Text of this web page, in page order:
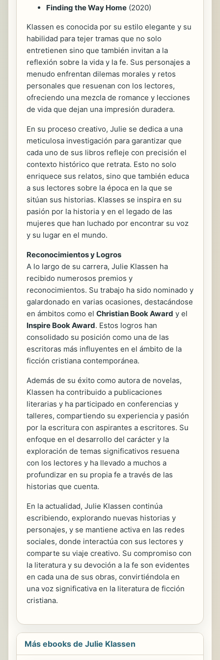
Finding the Way Home (2020)
Klassen es conocida por su estilo elegante y su
habilidad para tejer tramas que no solo
entretienen sino que también invitan a la
reflexión sobre la vida y la fe. Sus personajes a
menudo enfrentan dilemas morales y retos
personales que resuenan con los lectores,
ofreciendo una mezcla de romance y lecciones
de vida que dejan una impresión duradera.
En su proceso creativo, Julie se dedica a una
meticulosa investigación para garantizar que
cada uno de sus libros refleje con precisión el
contexto histórico que retrata. Esto no solo
enriquece sus relatos, sino que también educa
a sus lectores sobre la época en la que se
sitúan sus historias. Klasses se inspira en su
pasión por la historia y en el legado de las
mujeres que han luchado por encontrar su voz
y su lugar en el mundo.
Reconocimientos y Logros
A lo largo de su carrera, Julie Klassen ha
recibido numerosos premios y
reconocimientos. Su trabajo ha sido nominado y
galardonado en varias ocasiones, destacándose
en ámbitos como el Christian Book Award y el
Inspire Book Award. Estos logros han
consolidado su posición como una de las
escritoras más influyentes en el ámbito de la
ficción cristiana contemporánea.
Además de su éxito como autora de novelas,
Klassen ha contribuido a publicaciones
literarias y ha participado en conferencias y
talleres, compartiendo su experiencia y pasión
por la escritura con aspirantes a escritores. Su
enfoque en el desarrollo del carácter y la
exploración de temas significativos resuena
con los lectores y ha llevado a muchos a
profundizar en su propia fe a través de las
historias que cuenta.
En la actualidad, Julie Klassen continúa
escribiendo, explorando nuevas historias y
personajes, y se mantiene activa en las redes
sociales, donde interactúa con sus lectores y
comparte su viaje creativo. Su compromiso con
la literatura y su devoción a la fe son evidentes
en cada una de sus obras, convirtiéndola en
una voz significativa en la literatura de ficción
cristiana.
Más ebooks de Julie Klassen